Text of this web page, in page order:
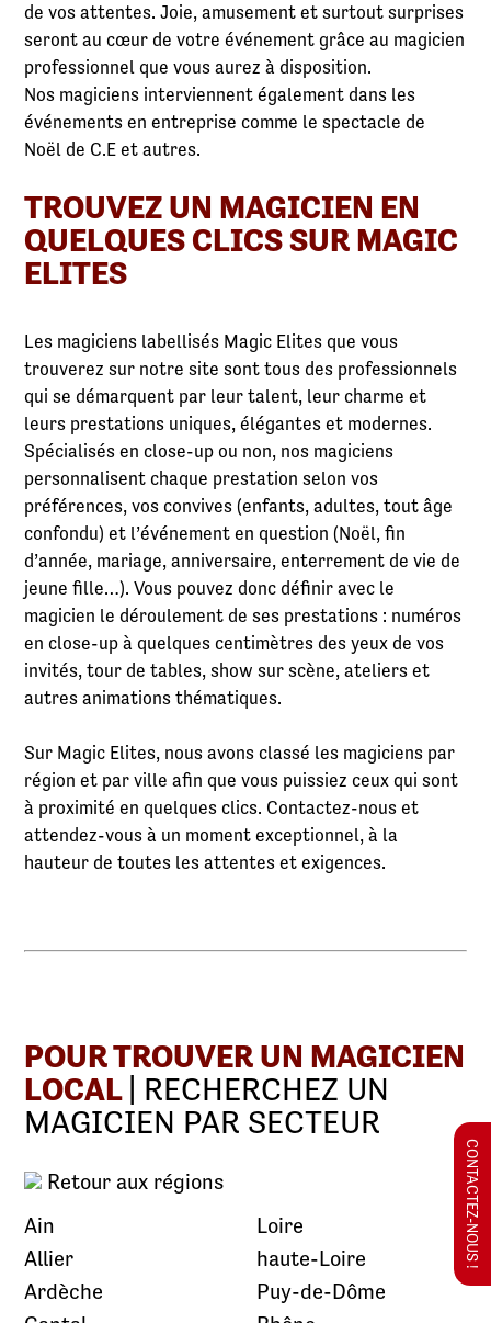
de vos attentes. Joie, amusement et surtout surprises
seront au cœur de votre événement grâce au magicien
professionnel que vous aurez à disposition.
Nos magiciens interviennent également dans les
événements en entreprise comme le spectacle de
Noël de C.E et autres.
TROUVEZ UN MAGICIEN EN
QUELQUES CLICS SUR MAGIC
ELITES
Les magiciens labellisés Magic Elites que vous
trouverez sur notre site sont tous des professionnels
qui se démarquent par leur talent, leur charme et
leurs prestations uniques, élégantes et modernes.
Spécialisés en close-up ou non, nos magiciens
personnalisent chaque prestation selon vos
préférences, vos convives (enfants, adultes, tout âge
confondu) et l’événement en question (Noël, fin
d’année, mariage, anniversaire, enterrement de vie de
jeune fille…). Vous pouvez donc définir avec le
magicien le déroulement de ses prestations : numéros
en close-up à quelques centimètres des yeux de vos
invités, tour de tables, show sur scène, ateliers et
autres animations thématiques.
Sur Magic Elites, nous avons classé les magiciens par
région et par ville afin que vous puissiez ceux qui sont
à proximité en quelques clics. Contactez-nous et
attendez-vous à un moment exceptionnel, à la
hauteur de toutes les attentes et exigences.
POUR TROUVER UN MAGICIEN
LOCAL | RECHERCHEZ UN
MAGICIEN PAR SECTEUR
Retour aux régions
Ain
Allier
Ardèche
Loire
haute-Loire
Puy-de-Dôme
CONTACTEZ-NOUS !